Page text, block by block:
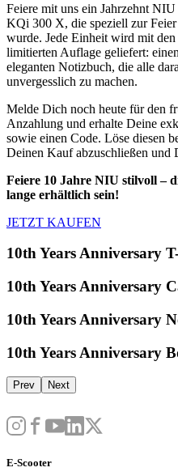
Feiere mit uns ein Jahrzehnt
KQi 300 X, die speziell zur
wurde. Jede Einheit wird mit
limitierten Auflage geliefert:
eleganten Notizbuch, die alle
unvergesslich zu machen.
Melde Dich noch heute für den
Anzahlung und erhalte Deine
sowie einen Code. Löse diesen
Deinen Kauf abzuschließen
Feiere 10 Jahre NIU stilvoll –
lange erhältlich sein!
JETZT KAUFEN
10th Years Anniversary
10th Years Anniversary
10th Years Anniversary
10th Years Anniversary
Prev Next
E-Scooter